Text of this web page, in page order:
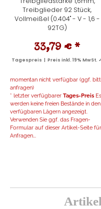
Treibglieder 92 Stück,
Vollmeißel (0.404" - V - 1,6 -
92TG)
33,79 € *
Tagespreis | Preis inkl. 19% MwSt.
momentan nicht verfügbar (ggf.
anfragen)
* letzter verfügbarer Tages-Preis Es
werden keine freien Bestände in den
verfügbaren Lägern angezeigt.
Verwenden Sie ggf. das Fragen-
Formular auf dieser Artikel-Seite für
Anfragen...